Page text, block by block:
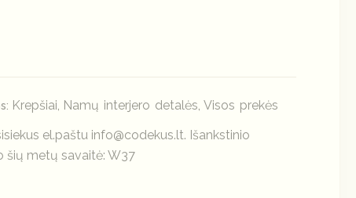
Krepšiai Namų interjero detalės Visos prekės
el.paštu info@codekus.lt. Išankstinio
metų savaitė: W37